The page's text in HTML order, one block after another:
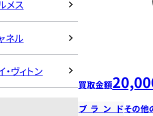
メス
ネル
・ヴィトン
買取金額
ブランドその他